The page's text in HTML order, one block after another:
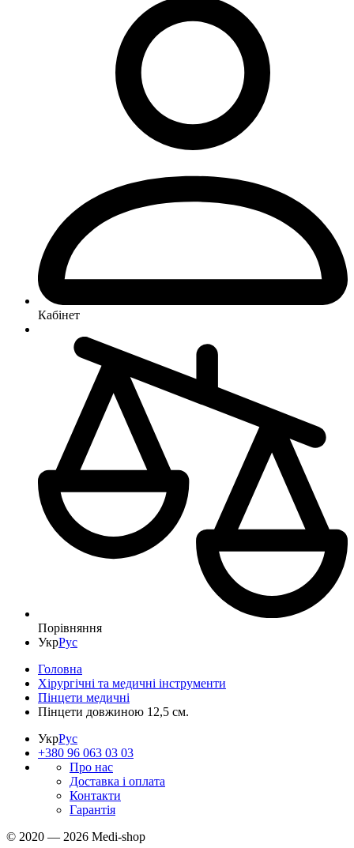
Кабінет
Порівняння
УкрРус
Головна
Хірургічні та медичні інструменти
Пінцети медичні
Пінцети довжиною 12,5 см.
УкрРус
+380 96 063 03 03
Про нас
Доставка і оплата
Контакти
Гарантія
© 2020 — 2026 Medi-shop